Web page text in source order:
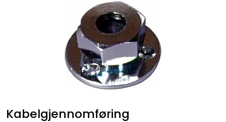
Kabelgjennomføring
Fortøyning
Fritid/Sikkerhet